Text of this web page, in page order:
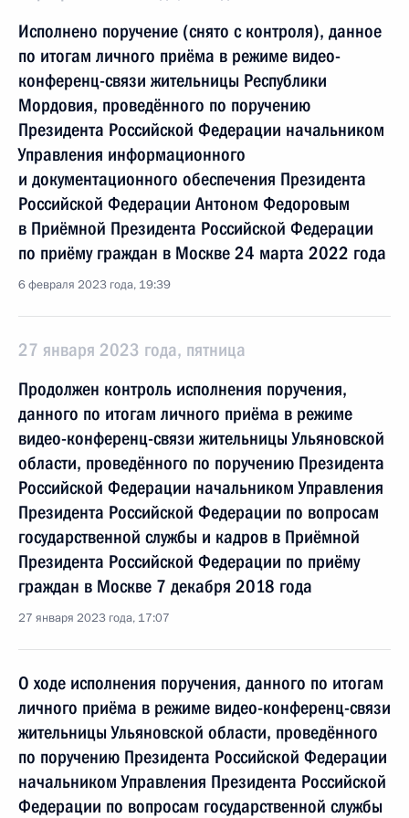
Исполнено поручение (снято с контроля), данное
по итогам личного приёма в режиме видео-
конференц-связи жительницы Республики
Мордовия, проведённого по поручению
Президента Российской Федерации начальником
Управления информационного
и документационного обеспечения Президента
Российской Федерации Антоном Федоровым
в Приёмной Президента Российской Федерации
по приёму граждан в Москве 24 марта 2022 года
6 февраля 2023 года, 19:39
27 января 2023 года, пятница
Продолжен контроль исполнения поручения,
данного по итогам личного приёма в режиме
видео-конференц-связи жительницы Ульяновской
области, проведённого по поручению Президента
Российской Федерации начальником Управления
Президента Российской Федерации по вопросам
государственной службы и кадров в Приёмной
Президента Российской Федерации по приёму
граждан в Москве 7 декабря 2018 года
27 января 2023 года, 17:07
О ходе исполнения поручения, данного по итогам
личного приёма в режиме видео-конференц-связи
жительницы Ульяновской области, проведённого
по поручению Президента Российской Федерации
начальником Управления Президента Российской
Федерации по вопросам государственной службы